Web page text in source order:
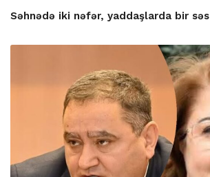
Səhnədə iki nəfər, yaddaşlarda bir səs